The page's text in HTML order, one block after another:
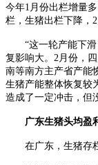
今年1月份出栏增量
栏，生猪出栏下降，
“这一轮产能下滑
复影响大。2月份，
南等南方主产省产能
生猪产能整体恢复较
造成了一定冲击，但
广东生猪头均盈
在广东，生猪存栏